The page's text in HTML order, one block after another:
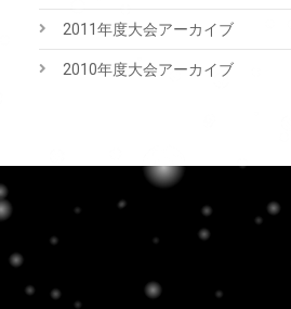
2011年度大会アーカイブ
2010年度大会アーカイブ